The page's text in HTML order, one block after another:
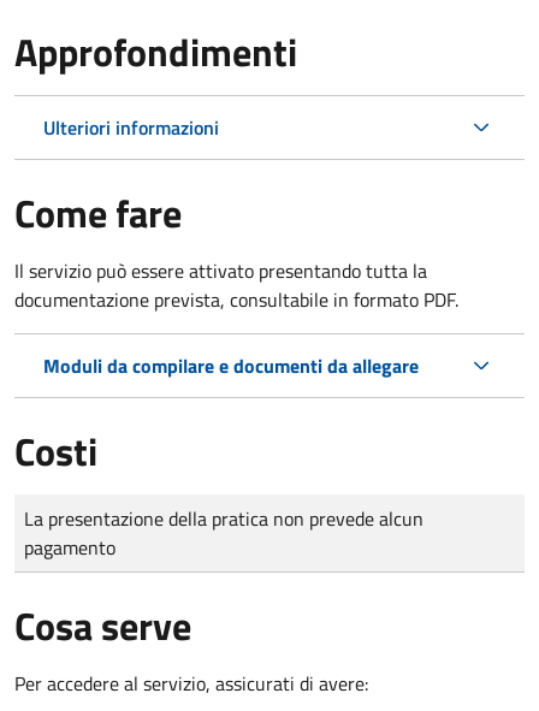
Approfondimenti
Ulteriori informazioni
Come fare
Il servizio può essere attivato presentando tutta la
documentazione prevista, consultabile in formato PDF.
Moduli da compilare e documenti da allegare
Costi
Tipo di pagamento
Importo
La presentazione della pratica non prevede alcun
pagamento
Cosa serve
Per accedere al servizio, assicurati di avere: